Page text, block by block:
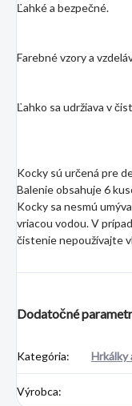
Ľahké a bezpečné.
Farebné vzory a
Ľahko sa udržiava v
Kocky sú určená pre
Balenie obsahuje 6
Kocky sa nesmú
vriacou vodou. V
čistenie nepoužívajte
Dodatočné
Kategória: Hrkálky
Výrobca: